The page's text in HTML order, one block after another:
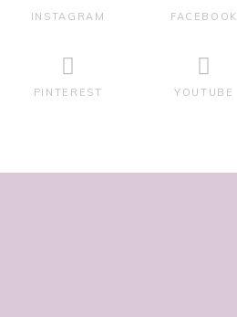
INSTAGRAM FACEBOOK
PINTEREST YOUTUBE